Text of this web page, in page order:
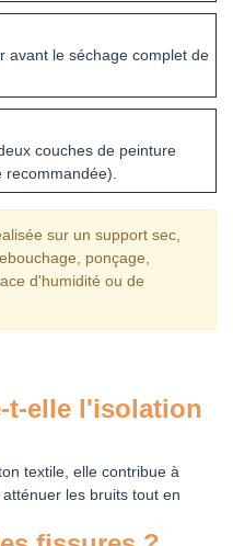
avant le séchage complet de
couches de peinture
sur un support sec,
ponçage,
d'humidité ou de
t-elle l'isolation
textile, elle contribue à
les bruits tout en